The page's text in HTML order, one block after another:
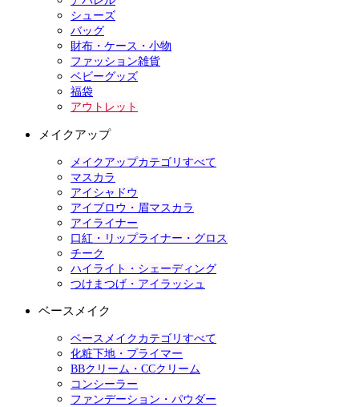
シューズ
バッグ
財布・ケース・小物
ファッション雑貨
ベビーグッズ
福袋
アウトレット
メイクアップ
メイクアップカテゴリすべて
マスカラ
アイシャドウ
アイブロウ・眉マスカラ
アイライナー
口紅・リップライナー・グロス
チーク
ハイライト・シェーディング
つけまつげ・アイラッシュ
ベースメイク
ベースメイクカテゴリすべて
化粧下地・プライマー
BBクリーム・CCクリーム
コンシーラー
ファンデーション・パウダー